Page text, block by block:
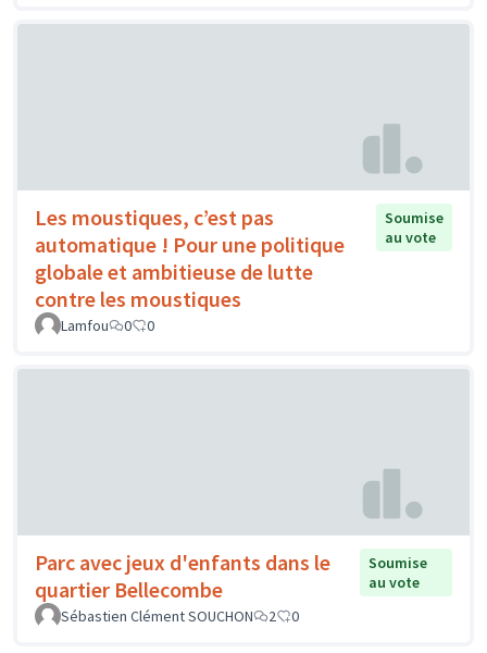
Les moustiques, c’est pas
automatique ! Pour une politique
globale et ambitieuse de lutte
contre les moustiques
Soumise
au vote
Lamfou 0 0
Parc avec jeux d'enfants dans le
quartier Bellecombe
Soumise
au vote
Sébastien Clément SOUCHON
2 0